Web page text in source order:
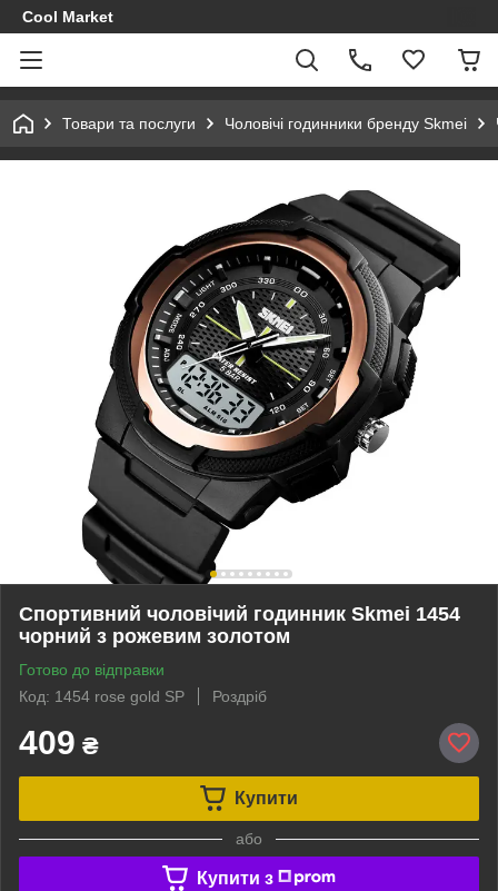
Cool Market
Товари та послуги Чоловічі годинники бренду Skmei
Спортивний чоловічий годинник Skmei 1454
чорний з рожевим золотом
Готово до відправки
Код: 1454 rose gold SP
Роздріб
409 ₴
Купити
або
Купити з